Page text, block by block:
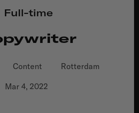
Full-time
Content Rotterdam
Mar 4, 2022